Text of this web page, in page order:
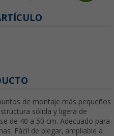
de montaje más pequeños
sólida y ligera de
de 40 a 50 cm. Adecuado para
Fácil de plegar, ampliable a